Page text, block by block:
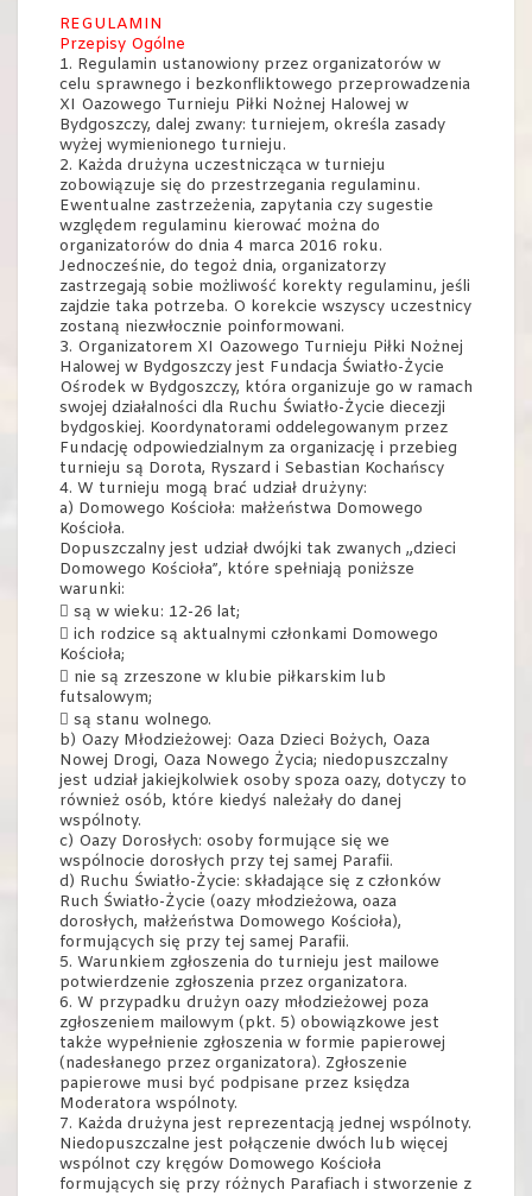
REGULAMIN
Przepisy Ogólne
1. Regulamin ustanowiony przez organizatorów w
celu sprawnego i bezkonfliktowego przeprowadzenia
XI Oazowego Turnieju Piłki Nożnej Halowej w
Bydgoszczy, dalej zwany: turniejem, określa zasady
wyżej wymienionego turnieju.
2. Każda drużyna uczestnicząca w turnieju
zobowiązuje się do przestrzegania regulaminu.
Ewentualne zastrzeżenia, zapytania czy sugestie
względem regulaminu kierować można do
organizatorów do dnia 4 marca 2016 roku.
Jednocześnie, do tegoż dnia, organizatorzy
zastrzegają sobie możliwość korekty regulaminu, jeśli
zajdzie taka potrzeba. O korekcie wszyscy uczestnicy
zostaną niezwłocznie poinformowani.
3. Organizatorem XI Oazowego Turnieju Piłki Nożnej
Halowej w Bydgoszczy jest Fundacja Światło-Życie
Ośrodek w Bydgoszczy, która organizuje go w ramach
swojej działalności dla Ruchu Światło-Życie diecezji
bydgoskiej. Koordynatorami oddelegowanym przez
Fundację odpowiedzialnym za organizację i przebieg
turnieju są Dorota, Ryszard i Sebastian Kochańscy
4. W turnieju mogą brać udział drużyny:
a) Domowego Kościoła: małżeństwa Domowego
Kościoła.
Dopuszczalny jest udział dwójki tak zwanych „dzieci
Domowego Kościoła”, które spełniają poniższe
warunki:
 są w wieku: 12-26 lat;
 ich rodzice są aktualnymi członkami Domowego
Kościoła;
 nie są zrzeszone w klubie piłkarskim lub
futsalowym;
 są stanu wolnego.
b) Oazy Młodzieżowej: Oaza Dzieci Bożych, Oaza
Nowej Drogi, Oaza Nowego Życia; niedopuszczalny
jest udział jakiejkolwiek osoby spoza oazy, dotyczy to
również osób, które kiedyś należały do danej
wspólnoty.
c) Oazy Dorosłych: osoby formujące się we
wspólnocie dorosłych przy tej samej Parafii.
d) Ruchu Światło-Życie: składające się z członków
Ruch Światło-Życie (oazy młodzieżowa, oaza
dorosłych, małżeństwa Domowego Kościoła),
formujących się przy tej samej Parafii.
5. Warunkiem zgłoszenia do turnieju jest mailowe
potwierdzenie zgłoszenia przez organizatora.
6. W przypadku drużyn oazy młodzieżowej poza
zgłoszeniem mailowym (pkt. 5) obowiązkowe jest
także wypełnienie zgłoszenia w formie papierowej
(nadesłanego przez organizatora). Zgłoszenie
papierowe musi być podpisane przez księdza
Moderatora wspólnoty.
7. Każda drużyna jest reprezentacją jednej wspólnoty.
Niedopuszczalne jest połączenie dwóch lub więcej
wspólnot czy kręgów Domowego Kościoła
formujących się przy różnych Parafiach i stworzenie z